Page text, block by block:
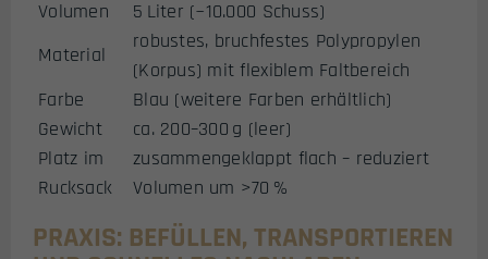
Volumen
5 Liter (~10.000 Schuss)
Material
robustes, bruchfestes Polypropylen
(Korpus) mit flexiblem Faltbereich
Farbe
Blau (weitere Farben erhältlich)
Gewicht
ca. 200–300 g (leer)
Platz im
Rucksack
zusammengeklappt flach – reduziert
Volumen um >70 %
PRAXIS: BEFÜLLEN, TRANSPORTIEREN